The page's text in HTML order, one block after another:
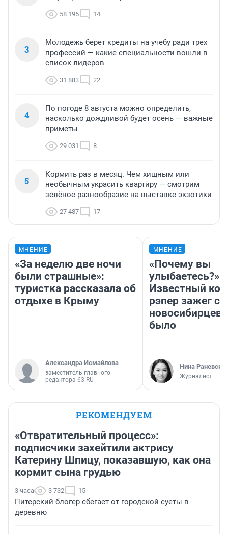
58 195 14
3
Молодежь берет кредиты на учебу ради трех
профессий — какие специальности вошли в
список лидеров
31 883 22
4
По погоде 8 августа можно определить,
насколько дождливой будет осень — важные
приметы
29 031 8
5
Кормить раз в месяц. Чем хищным или
необычным украсить квартиру — смотрим
зелёное разнообразие на выставке экзотики
27 487 17
МНЕНИЕ
«За неделю две ночи
были страшные»:
туристка рассказала об
отдыхе в Крыму
Александра Исмайлова
заместитель главного
редактора 63.RU
МНЕНИЕ
«Почему вы
улыбаетесь?»
Известный
рэпер зажег с
новосибирцев:
было
Нина
Журналист
РЕКОМЕНДУЕМ
«Отвратительный процесс»:
подписчики захейтили актрису
Катерину Шпицу, показавшую, как она
кормит сына грудью
3 часа 3 732 15
Питерский блогер сбегает от городской суеты в
деревню